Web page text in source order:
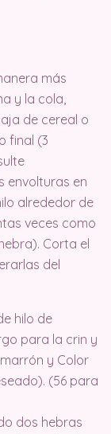
más
y la cola,
de cereal o
final (3
envolturas en
alrededor de
veces como
Corta el
del
hilo de
para la crin y
y Color
(56 para
dos hebras